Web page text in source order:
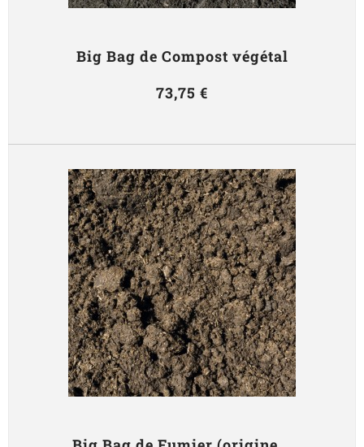
Big Bag de Compost végétal
73,75 €